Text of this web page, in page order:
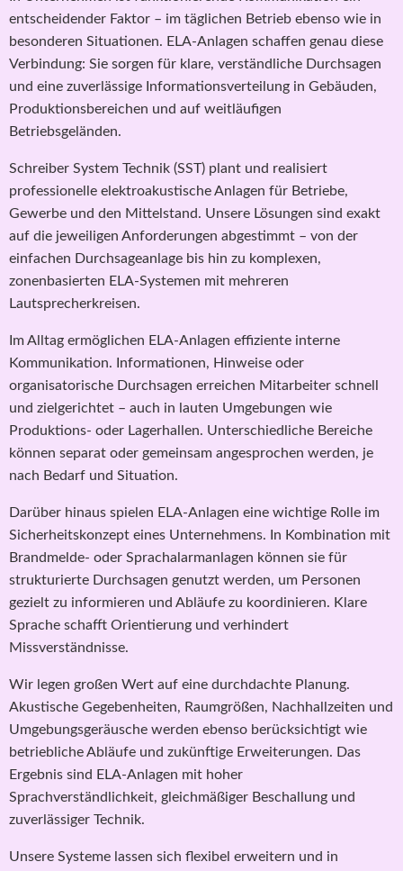
entscheidender Faktor – im täglichen Betrieb ebenso wie in
besonderen Situationen. ELA-Anlagen schaffen genau diese
Verbindung: Sie sorgen für klare, verständliche Durchsagen
und eine zuverlässige Informationsverteilung in Gebäuden,
Produktionsbereichen und auf weitläufigen
Betriebsgeländen.
Schreiber System Technik (SST) plant und realisiert
professionelle elektroakustische Anlagen für Betriebe,
Gewerbe und den Mittelstand. Unsere Lösungen sind exakt
auf die jeweiligen Anforderungen abgestimmt – von der
einfachen Durchsageanlage bis hin zu komplexen,
zonenbasierten ELA-Systemen mit mehreren
Lautsprecherkreisen.
Im Alltag ermöglichen ELA-Anlagen effiziente interne
Kommunikation. Informationen, Hinweise oder
organisatorische Durchsagen erreichen Mitarbeiter schnell
und zielgerichtet – auch in lauten Umgebungen wie
Produktions- oder Lagerhallen. Unterschiedliche Bereiche
können separat oder gemeinsam angesprochen werden, je
nach Bedarf und Situation.
Darüber hinaus spielen ELA-Anlagen eine wichtige Rolle im
Sicherheitskonzept eines Unternehmens. In Kombination mit
Brandmelde- oder Sprachalarmanlagen können sie für
strukturierte Durchsagen genutzt werden, um Personen
gezielt zu informieren und Abläufe zu koordinieren. Klare
Sprache schafft Orientierung und verhindert
Missverständnisse.
Wir legen großen Wert auf eine durchdachte Planung.
Akustische Gegebenheiten, Raumgrößen, Nachhallzeiten und
Umgebungsgeräusche werden ebenso berücksichtigt wie
betriebliche Abläufe und zukünftige Erweiterungen. Das
Ergebnis sind ELA-Anlagen mit hoher
Sprachverständlichkeit, gleichmäßiger Beschallung und
zuverlässiger Technik.
Unsere Systeme lassen sich flexibel erweitern und in